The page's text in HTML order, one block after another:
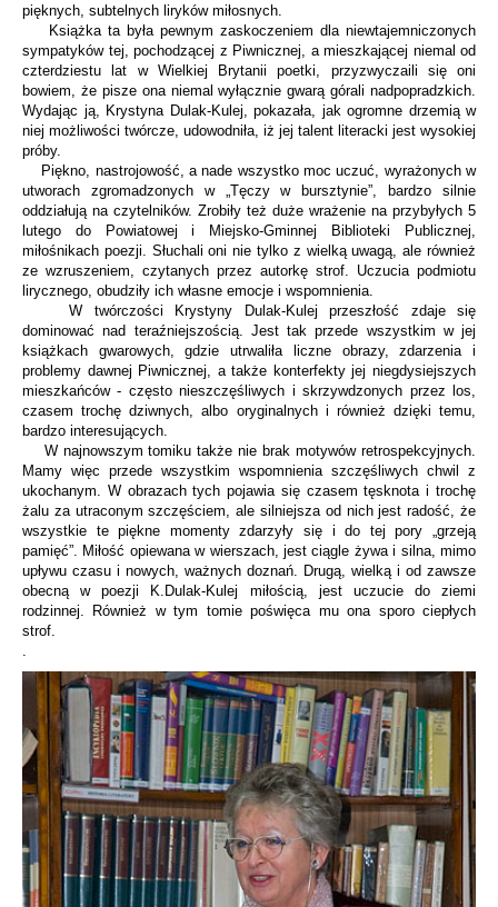
pięknych, subtelnych liryków miłosnych.
Książka ta była pewnym zaskoczeniem dla niewtajemniczonych
sympatyków tej, pochodzącej z Piwnicznej, a mieszkającej niemal od
czterdziestu lat w Wielkiej Brytanii poetki, przyzwyczaili się oni
bowiem, że pisze ona niemal wyłącznie gwarą górali nadpopradzkich.
Wydając ją, Krystyna Dulak-Kulej, pokazała, jak ogromne drzemią w
niej możliwości twórcze, udowodniła, iż jej talent literacki jest wysokiej
próby.
Piękno, nastrojowość, a nade wszystko moc uczuć, wyrażonych w
utworach zgromadzonych w „Tęczy w bursztynie”, bardzo silnie
oddziałują na czytelników. Zrobiły też duże wrażenie na przybyłych 5
lutego do Powiatowej i Miejsko-Gminnej Biblioteki Publicznej,
miłośnikach poezji. Słuchali oni nie tylko z wielką uwagą, ale również
ze wzruszeniem, czytanych przez autorkę strof. Uczucia podmiotu
lirycznego, obudziły ich własne emocje i wspomnienia.
W twórczości Krystyny Dulak-Kulej przeszłość zdaje się
dominować nad teraźniejszością. Jest tak przede wszystkim w jej
książkach gwarowych, gdzie utrwaliła liczne obrazy, zdarzenia i
problemy dawnej Piwnicznej, a także konterfekty jej niegdysiejszych
mieszkańców - często nieszczęśliwych i skrzywdzonych przez los,
czasem trochę dziwnych, albo oryginalnych i również dzięki temu,
bardzo interesujących.
W najnowszym tomiku także nie brak motywów retrospekcyjnych.
Mamy więc przede wszystkim wspomnienia szczęśliwych chwil z
ukochanym. W obrazach tych pojawia się czasem tęsknota i trochę
żalu za utraconym szczęściem, ale silniejsza od nich jest radość, że
wszystkie te piękne momenty zdarzyły się i do tej pory „grzeją
pamięć”. Miłość opiewana w wierszach, jest ciągle żywa i silna, mimo
upływu czasu i nowych, ważnych doznań. Drugą, wielką i od zawsze
obecną w poezji K.Dulak-Kulej miłością, jest uczucie do ziemi
rodzinnej. Również w tym tomie poświęca mu ona sporo ciepłych
strof.